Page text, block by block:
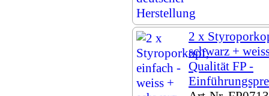
2 x
schwarz +
Qualität FP -